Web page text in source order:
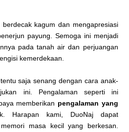
kagum dan mengapresiasi
payung. Semoga ini menjadi
pada tanah air dan perjuangan
kemerdekaan.
saja senang dengan cara anak-
ini. Pengalaman seperti ini
memberikan pengalaman yang
Harapan kami, DuoNaj dapat
masa kecil yang berkesan.